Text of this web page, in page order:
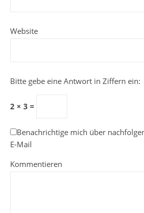
Website
Bitte gebe eine Antwort in Ziffern ein:
2 × 3 =
Benachrichtige mich über
E-Mail
Kommentieren